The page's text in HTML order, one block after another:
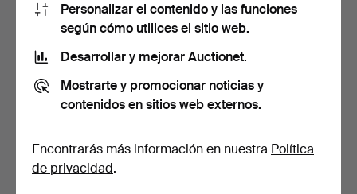
Escultura firmada de gres
con vidriado roj…
Subastado 23 jul 2026
70 USD
SAXBO: Colección de cinco
Subastado 23 jul 2026
232 USD
Personalizar el contenido y las funciones
según cómo utilices el sitio web.
Desarrollar y mejorar Auctionet.
Mostrarte y promocionar noticias y
contenidos en sitios web externos.
Encontrarás más información en nuestra Política
de privacidad.